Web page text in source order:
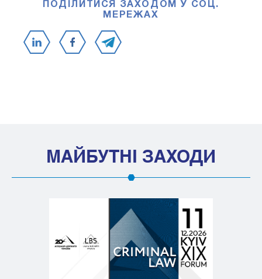
ПОДІЛИТИСЯ ЗАХОДОМ У СОЦ.
МЕРЕЖАХ
МАЙБУТНІ ЗАХОДИ